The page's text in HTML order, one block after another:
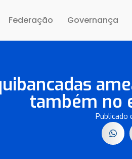
Federação Governança
também no
Publicado